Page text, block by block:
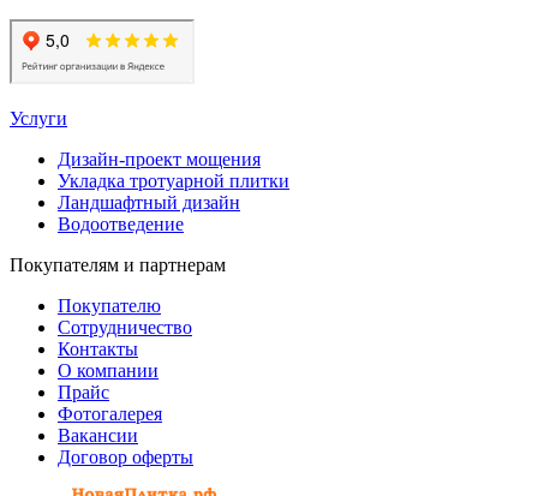
Услуги
Дизайн-проект мощения
Укладка тротуарной плитки
Ландшафтный дизайн
Водоотведение
Покупателям и партнерам
Покупателю
Сотрудничество
Контакты
О компании
Прайс
Фотогалерея
Вакансии
Договор оферты